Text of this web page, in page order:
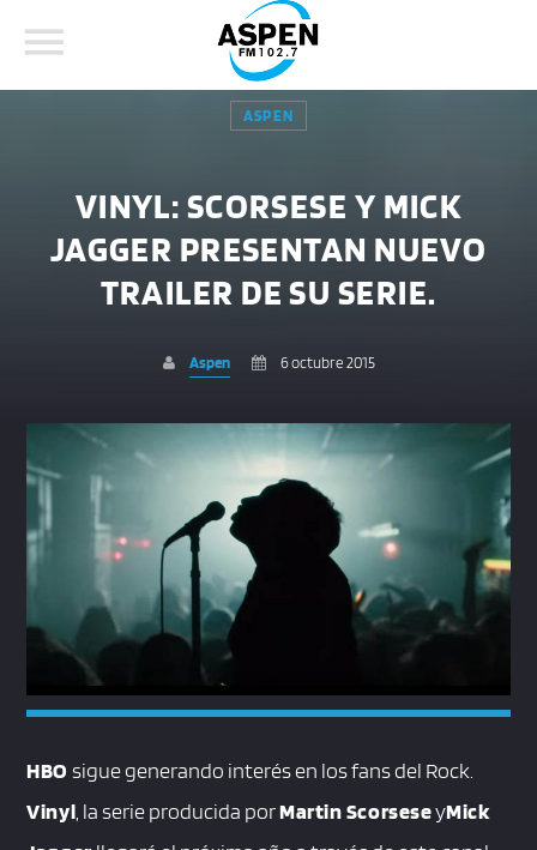
BUSCAR EN EL SITIO:
COMPARTE ESTA PÁGINA EN:
Twitter
Facebook
ASPEN
VINYL: SCORSESE Y MICK
JAGGER PRESENTAN NUEVO
TRAILER DE SU SERIE.
Aspen 6 octubre 2015
HBO sigue generando interés en los fans del Rock.
Vinyl , la serie producida porMartin ScorseseyMick